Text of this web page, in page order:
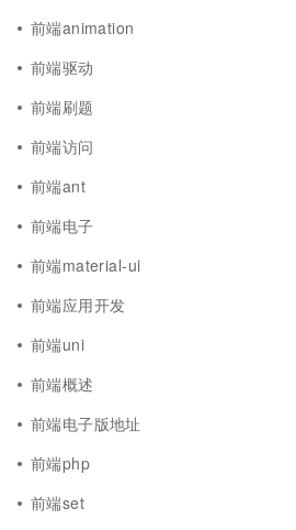
前端animation
前端驱动
前端刷题
前端访问
前端ant
前端电子
前端material-ui
前端应用开发
前端uni
前端概述
前端电子版地址
前端php
前端set